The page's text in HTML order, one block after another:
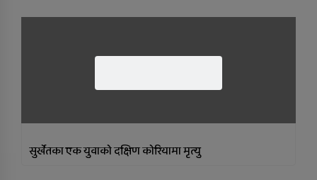
सुर्खेतका एक युवाकाे दक्षिण काेरियामा मृत्यु